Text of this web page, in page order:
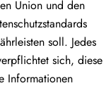
Union und den
soll. Jedes
sich, diese
Informationen